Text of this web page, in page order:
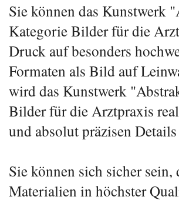
Sie können das Kunstwerk
Kategorie Bilder für die
Druck auf besonders
Formaten als Bild auf
wird das Kunstwerk
Bilder für die Arztpraxis
und absolut präzisen
Sie können sich sicher
Materialien in höchster